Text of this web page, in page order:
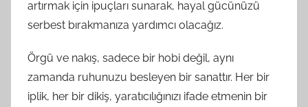
artırmak için ipuçları sunarak, hayal gücünüzü
serbest bırakmanıza yardımcı olacağız.
Örgü ve nakış, sadece bir hobi değil, aynı
zamanda ruhunuzu besleyen bir sanattır. Her bir
iplik, her bir dikiş, yaratıcılığınızı ifade etmenin bir